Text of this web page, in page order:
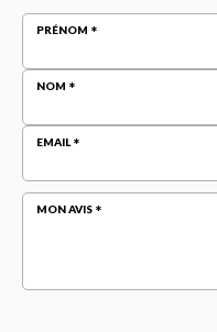
PRÉNOM
NOM
EMAIL
MON AVIS